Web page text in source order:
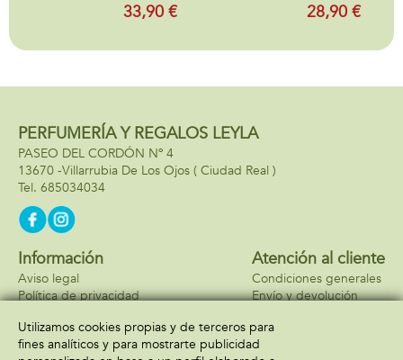
33,90 € 28,90 €
PERFUMERÍA Y REGALOS LEYLA
PASEO DEL CORDÓN Nº 4
13670 -Villarrubia De Los Ojos ( Ciudad Real )
685034034
Información
Aviso legal
Política de privacidad
Atención al cliente
Condiciones generales
Envío y devolución
Formas de pago
Utilizamos cookies propias y de terceros para
fines analíticos y para mostrarte publicidad